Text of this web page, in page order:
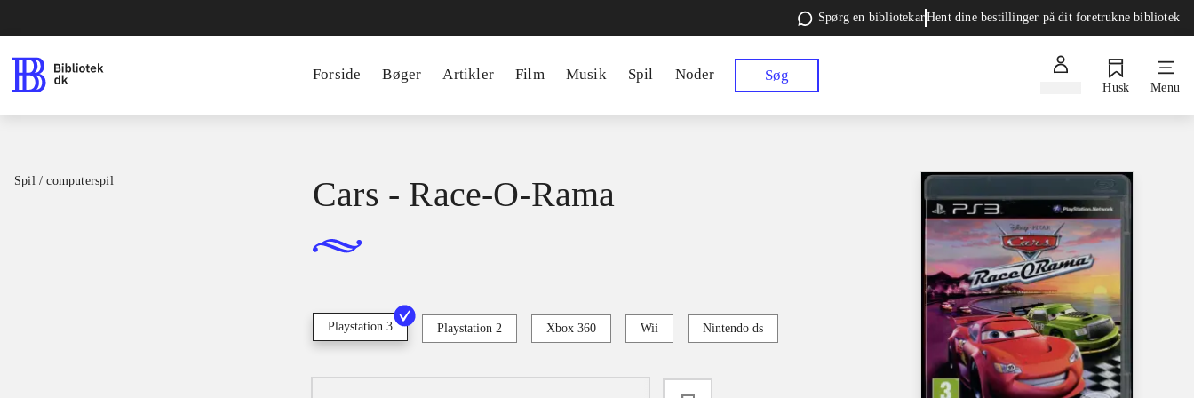
Spørg en bibliotekarHent dine bestillinger på dit foretrukne bibliotek
Forside Bøger Artikler Film Musik Spil Noder Søg
Husk Menu
Spil / computerspil Cars - Race-O-Rama
Playstation 3 Playstation 2 Xbox 360 Wii Nintendo ds